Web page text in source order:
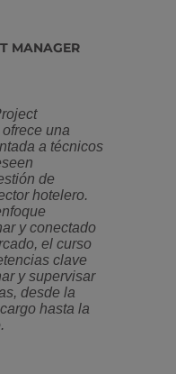
MANAGER
una
a técnicos
de
hotelero.
y conectado
el curso
clave
y supervisar
desde la
hasta la